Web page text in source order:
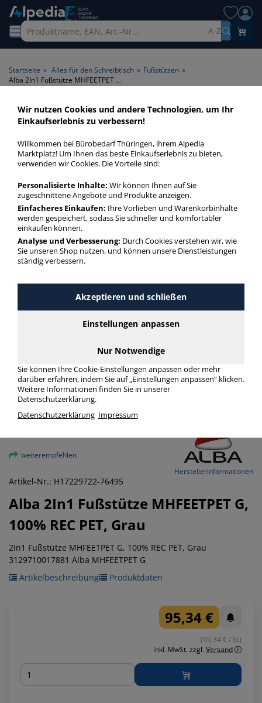
A-Z
Startseite » Alles für den Schreibtisch » Fußstützen »
Alba 2In1 Fußstütze MHFEETPET G, 100% REC PET, Grau
Herstellerinformationen
weiterempfehlen
Artikel-Nr.: H17229722-76495
Alba 2In1 Fußstütze MHFEETPET G,
100% REC PET, Grau
2In1 Fußstütze MHFEETPET G, 100% REC PET, Grau
3129710017881 Alba MHFEETPET G
Artikelbeschreibung
Produktdaten
95,34 €
(95.34 € / St)
inkl. MwSt. zzgl. Versand
Menge
Wir nutzen Cookies und andere Technologien, um Ihr
Einkaufserlebnis zu verbessern!
Willkommen bei Bürobedarf Thüringen, ihrem Alpedia
Marktplatz! Um Ihnen das beste Einkaufserlebnis zu bieten,
verwenden wir Cookies. Die Vorteile sind:
Personalisierte Inhalte: Wir können Ihnen auf Sie
zugeschnittene Angebote und Produkte anzeigen.
Einfacheres Einkaufen: Ihre Vorlieben und Warenkorbinhalte
werden gespeichert, sodass Sie schneller und komfortabler
einkaufen können.
Analyse und Verbesserung: Durch Cookies verstehen wir, wie
Sie unseren Shop nutzen, und können unsere Dienstleistungen
ständig verbessern.
Akzeptieren und schließen
Einstellungen anpassen
Nur Notwendige
Sie können Ihre Cookie-Einstellungen anpassen oder mehr
darüber erfahren, indem Sie auf „Einstellungen anpassen“ klicken.
Weitere Informationen finden Sie in unserer
Datenschutzerklärung.
Datenschutzerklärung Impressum